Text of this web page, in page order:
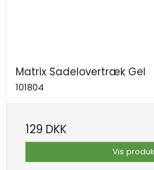
Matrix Sadelovertræk Gel
101804
129 DKK
Vis